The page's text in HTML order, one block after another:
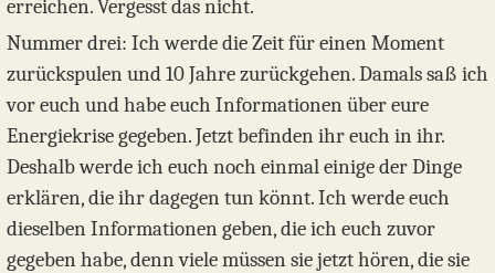
erreichen. Vergesst das nicht.
Nummer drei: Ich werde die Zeit für einen Moment
zurückspulen und 10 Jahre zurückgehen. Damals saß ich
vor euch und habe euch Informationen über eure
Energiekrise gegeben. Jetzt befinden ihr euch in ihr.
Deshalb werde ich euch noch einmal einige der Dinge
erklären, die ihr dagegen tun könnt. Ich werde euch
dieselben Informationen geben, die ich euch zuvor
gegeben habe, denn viele müssen sie jetzt hören, die sie